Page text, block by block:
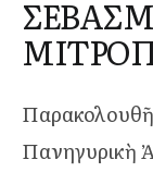
Πανηγυρικὴ